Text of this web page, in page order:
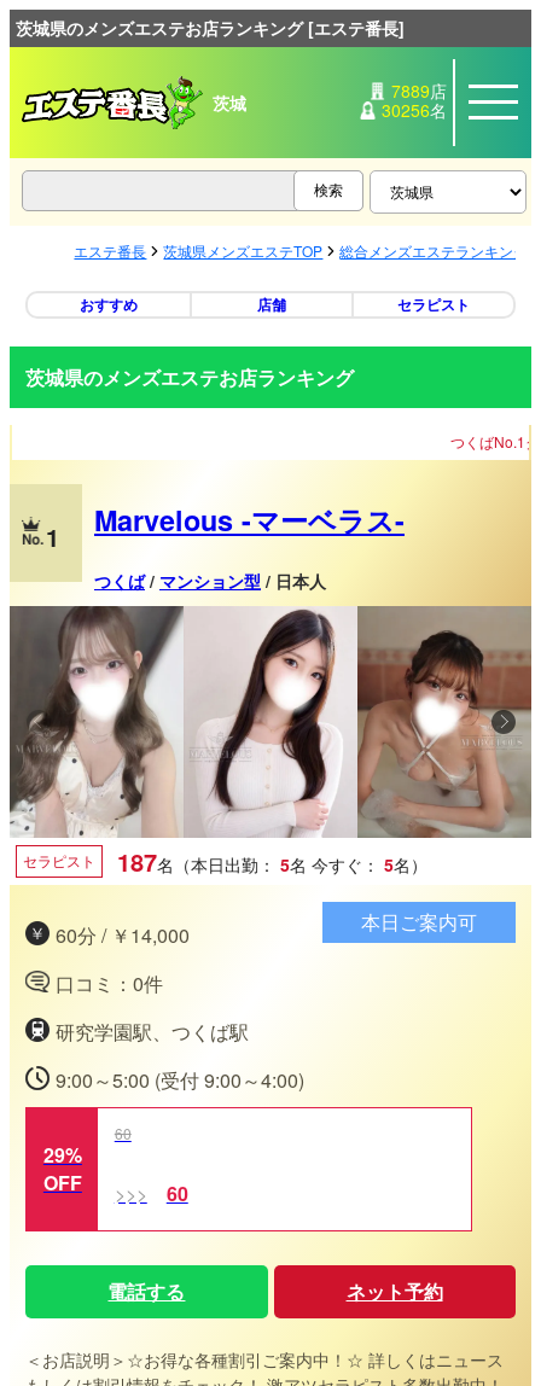
茨城県のメンズエステお店ランキング [エステ番長]
茨城 7889店
30256名
エステ番長 茨城県メンズエステTOP 総合メンズエステランキング
おすすめ 店舗 セラピスト
茨城県のメンズエステお店ランキング
1 Marvelous -マーベラス-
つくば/ マンション型 / 日本人
セラピスト 187名（本日出勤： 5名 今すぐ： 5名）
60分 / ￥14,000
口コミ：0件
研究学園駅、つくば駅
9:00～5:00 (受付 9:00～4:00)
本日ご案内可
29%
OFF
60
60
電話する ネット予約
＜お店説明＞ ☆お得な各種割引ご案内中！☆ 詳しくはニュース